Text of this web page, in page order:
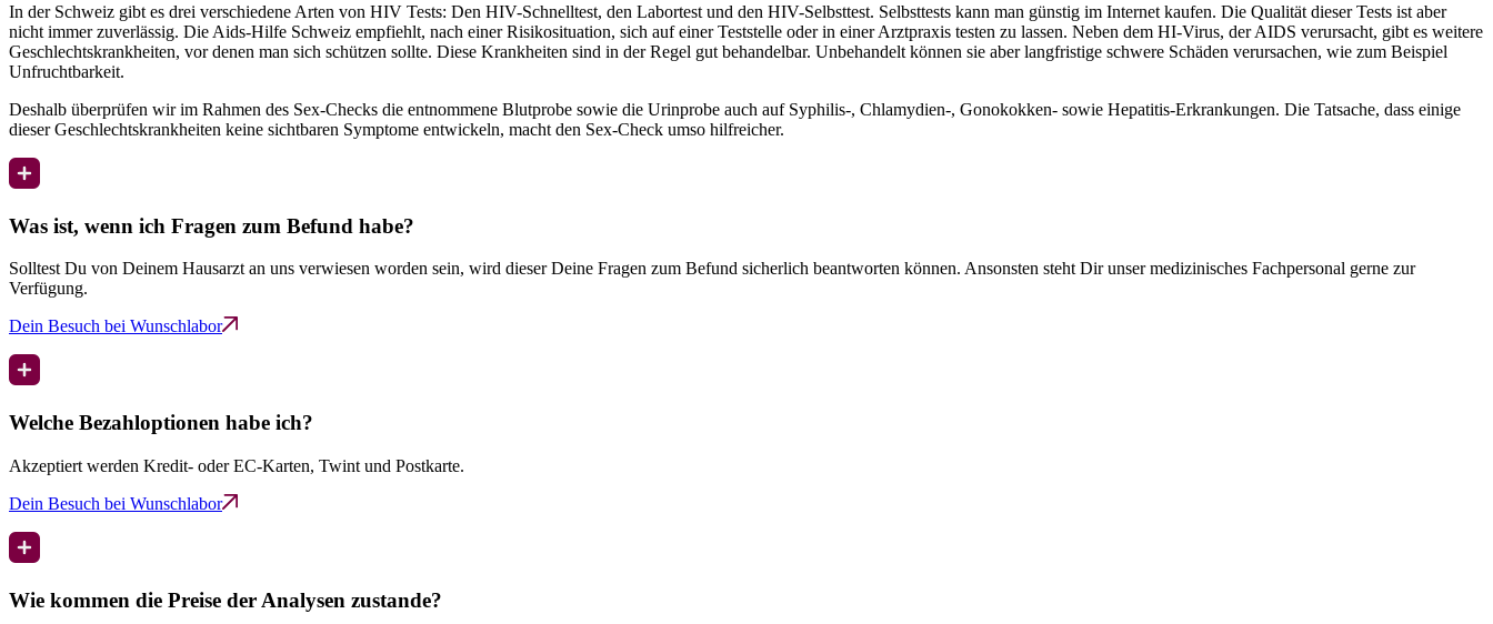
In der Schweiz gibt es drei verschiedene Arten von HIV Tests: Den HIV-Schnelltest, den Labortest und den HIV-Selbsttest. Selbsttests kann man günstig im Internet kaufen. Die Qualität dieser Tests ist aber
nicht immer zuverlässig. Die Aids-Hilfe Schweiz empfiehlt, nach einer Risikosituation, sich auf einer Teststelle oder in einer Arztpraxis testen zu lassen. Neben dem HI-Virus, der AIDS verursacht, gibt es weitere
Geschlechtskrankheiten, vor denen man sich schützen sollte. Diese Krankheiten sind in der Regel gut behandelbar. Unbehandelt können sie aber langfristige schwere Schäden verursachen, wie zum Beispiel
Unfruchtbarkeit.
Deshalb überprüfen wir im Rahmen des Sex-Checks die entnommene Blutprobe sowie die Urinprobe auch auf Syphilis-, Chlamydien-, Gonokokken- sowie Hepatitis-Erkrankungen. Die Tatsache, dass einige
dieser Geschlechtskrankheiten keine sichtbaren Symptome entwickeln, macht den Sex-Check umso hilfreicher.
Was ist, wenn ich Fragen zum Befund habe?
Solltest Du von Deinem Hausarzt an uns verwiesen worden sein, wird dieser Deine Fragen zum Befund sicherlich beantworten können. Ansonsten steht Dir unser medizinisches Fachpersonal gerne zur
Verfügung.
Dein Besuch bei Wunschlabor
Welche Bezahloptionen habe ich?
Akzeptiert werden Kredit- oder EC-Karten, Twint und Postkarte.
Dein Besuch bei Wunschlabor
Wie kommen die Preise der Analysen zustande?